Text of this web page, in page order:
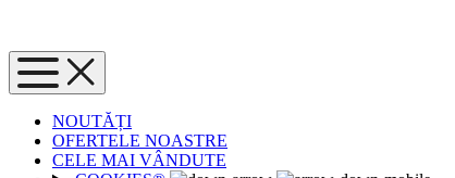
NOUTĂȚI
OFERTELE NOASTRE
CELE MAI VÂNDUTE